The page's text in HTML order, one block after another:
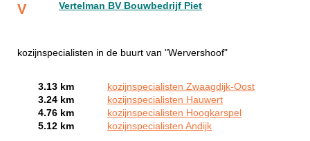
V Vertelman BV Bouwbedrijf Piet
kozijnspecialisten in de buurt van "Wervershoof"
3.13 km
kozijnspecialisten Zwaagdijk-Oost
3.24 km
kozijnspecialisten Hauwert
4.76 km
kozijnspecialisten Hoogkarspel
5.12 km
kozijnspecialisten Andijk